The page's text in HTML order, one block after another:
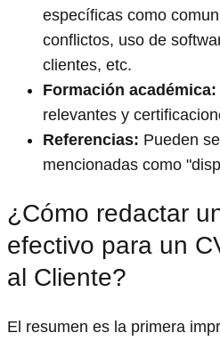
específicas como
conflictos, uso de
clientes, etc.
Formación académica:
relevantes y
Referencias: Pueden
mencionadas como
¿Cómo redactar
efectivo para un
al Cliente?
El resumen es la primera